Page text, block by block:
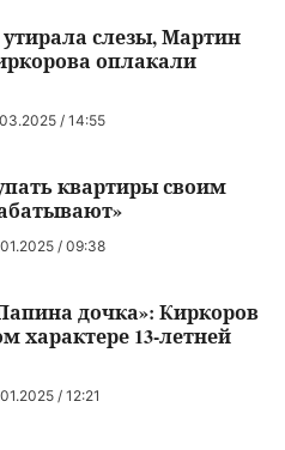
/ 14:55
слезы, Мартин
оплакали
/ 09:38
квартиры своим
/ 12:21
дочка»: Киркоров
характере 13-летней